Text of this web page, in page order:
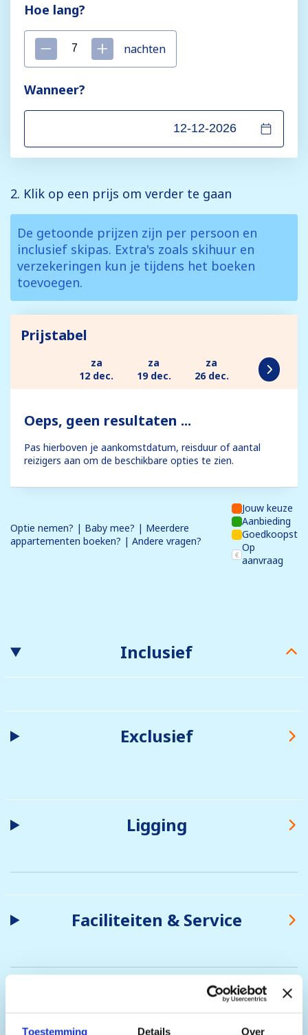
Toestemming Details Over
Hoe lang?
nachten
Wanneer?
2. Klik op een prijs om verder te gaan
De getoonde prijzen zijn per persoon en
inclusief skipas. Extra's zoals skihuur en
verzekeringen kun je tijdens het boeken
toevoegen.
Prijstabel
za
12 dec.
za
19 dec.
za
26 dec.
Oeps, geen resultaten ...
Pas hierboven je aankomstdatum, reisduur of aantal
reizigers aan om de beschikbare opties te zien.
Optie nemen? | Baby mee? | Meerdere
appartementen boeken? | Andere vragen?
Jouw keuze
Aanbieding
Goedkoopst
Op
aanvraag
Inclusief
Exclusief
Ligging
Faciliteiten & Service